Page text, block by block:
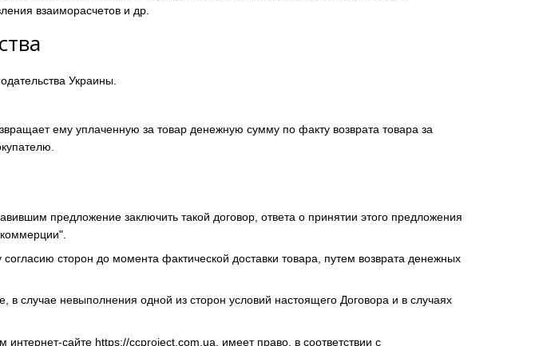
взаиморасчетов и др.
Украины.
ему уплаченную за товар денежную сумму по факту возврата товара за
предложение заключить такой договор, ответа о принятии этого предложения
сторон до момента фактической доставки товара, путем возврата денежных
случае невыполнения одной из сторон условий настоящего Договора и в случаях
интернет-сайте https://ccproject.com.ua , имеет право, в соответствии с